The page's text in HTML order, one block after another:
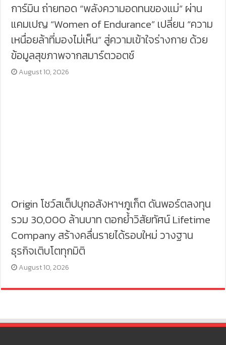
การ์มิน ถ่ายทอด “พลังความอดทนของแม่” ผ่าน
แคมเปญ “Women of Endurance” เปลี่ยน “ความ
เหนื่อยล้าที่มองไม่เห็น” สู่ความเข้าใจร่างกาย ด้วย
ข้อมูลสุขภาพจากสมาร์ตวอตช์
August 10, 2026
Origin โชว์สเต็ปบุกอสังหาฯภูเก็ต ดันพอร์ตลงทุน
รวม 30,000 ล้านบาท ตอกย้ำวิสัยทัศน์ Lifetime
Company สร้างคลื่นรายได้รอบใหม่ วางฐาน
ธุรกิจเติบโตทุกมิติ
August 10, 2026